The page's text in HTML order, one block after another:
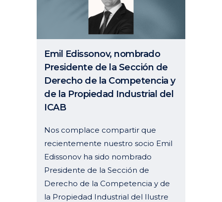
Emil Edissonov, nombrado
Presidente de la Sección de
Derecho de la Competencia y
de la Propiedad Industrial del
ICAB
Nos complace compartir que
recientemente nuestro socio Emil
Edissonov ha sido nombrado
Presidente de la Sección de
Derecho de la Competencia y de
la Propiedad Industrial del Ilustre